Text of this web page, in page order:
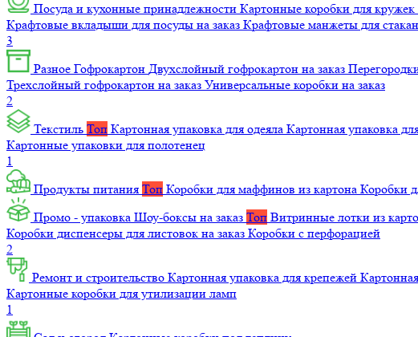
Посуда и кухонные принадлежности Картонные коробки для кружек
Крафтовые вкладыши для посуды на заказ Крафтовые манжеты для
3
Разное Гофрокартон Двухслойный гофрокартон на заказ
Трехслойный гофрокартон на заказ Универсальные коробки на заказ
2
Текстиль Топ Картонная упаковка для одеяла Картонная упаковка
Картонные упаковки для полотенец
1
Продукты питания Топ Коробки для маффинов из картона Коробки
Промо - упаковка Шоу-боксы на заказ Топ Витринные лотки из
Коробки диспенсеры для листовок на заказ Коробки с перфорацией
2
Ремонт и строительство Картонная упаковка для крепежей
Картонные коробки для утилизации ламп
1